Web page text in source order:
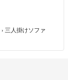
› 三人掛けソファ